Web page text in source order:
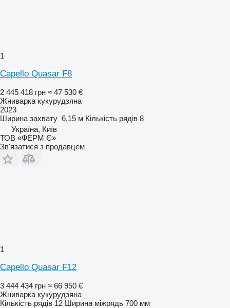
1
Capello Quasar F8
2 445 418 грн ≈ 47 530 €
Жниварка кукурудзяна
2023
Ширина захвату 6,15 м Кількість рядів 8
Україна, Київ
ТОВ «ФЕРМ Є»
Зв'язатися з продавцем
1
Capello Quasar F12
3 444 434 грн ≈ 66 950 €
Жниварка кукурудзяна
Кількість рядів 12 Ширина міжрядь 700 мм